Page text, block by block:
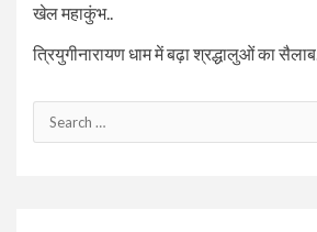
खेल महाकुंभ..
त्रियुगीनारायण धाम में बढ़ा श्रद्धालुओं का सैलाब..
Search
for: